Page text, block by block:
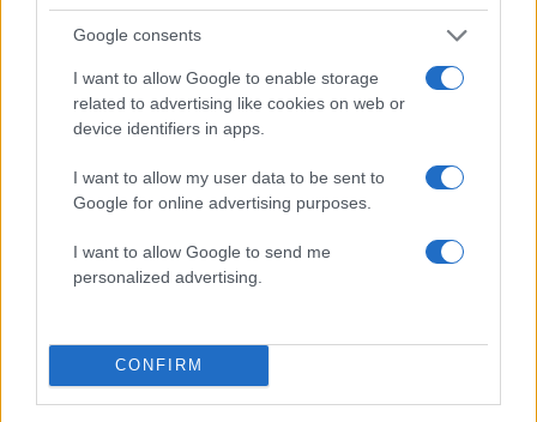
Google consents
I want to allow Google to enable storage
related to advertising like cookies on web or
device identifiers in apps.
I want to allow my user data to be sent to
Google for online advertising purposes.
I want to allow Google to send me
personalized advertising.
CONFIRM
Μητσοτάκης στην υπογραφή συμφωνίας
για την ηλεκτρική διασύνδεση Ελλάδας –
είσοδος της Meridiam στην GSI
Πιο σχολιασμένα
Canadair 515: Οι πρώτες εικόνες από την
επιχειρεί και τη νύχτα στα μέτωπα της
φωτιάς
αποχωρήσαμε για καρέκλες», αιχμές για
«συγκεντρωτικό μοντέλο»
Το πολωμένο μελτέμι που τροφοδότησε